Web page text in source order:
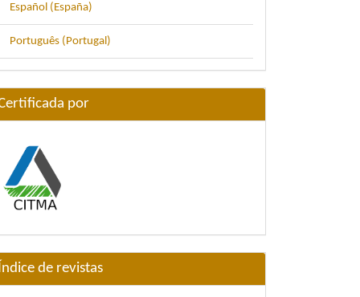
Español (España)
Português (Portugal)
por
Índice de revistas